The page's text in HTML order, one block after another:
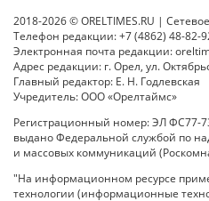
2018-2026 © ORELTIMES.RU |
Телефон редакции: +7 (4862) 48-82-
Электронная почта редакции:
Адрес редакции: г. Орел, ул.
Главный редактор: Е. Н. Годлевская
Учредитель: ООО «Орелтаймс»
Регистрационный номер: ЭЛ ФС77-
выдано Федеральной службой по
и массовых коммуникаций
"На информационном ресурсе
технологии (информационные